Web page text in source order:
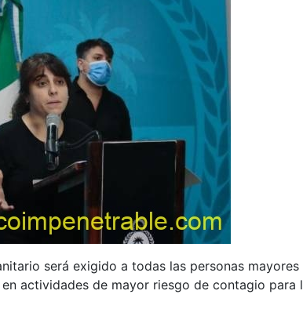
será exigido a todas las personas
actividades de mayor riesgo de contagio para